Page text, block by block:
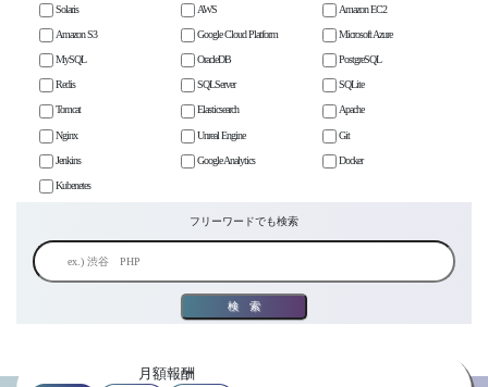
Solaris AWS Amazon EC2
Amazon S3 Google Cloud Platform Microsoft Azure
MySQL OracleDB PostgreSQL
Redis SQLServer SQLite
Tomcat Elasticsearch Apache
Nginx Unreal Engine Git
Jenkins Google Analytics Docker
Kubenetes
フリーワードでも検索
検索
月額報酬